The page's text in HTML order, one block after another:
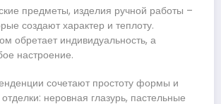
предметы, изделия ручной работы –
создают характер и теплоту.
обретает индивидуальность, а
настроение.
сочетают простоту формы и
неровная глазурь, пастельные